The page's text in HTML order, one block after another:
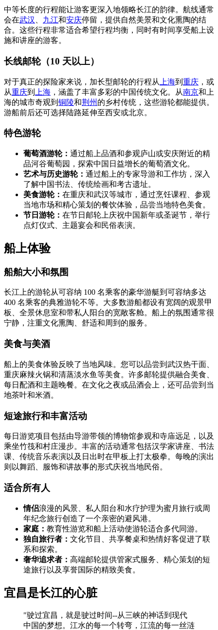
中等长度的行程能让游客更深入地领略长江的韵律。航线通常
会在武汉 九江和安庆停留，提供自然美景和文化熏陶的结
合。这些行程非常适合希望行程均衡，同时有时间享受船上设
施和讲座的游客。
长线邮轮（10 天以上）
对于真正的探险家来说，加长型邮轮的行程从 上海到 重庆 ，或
从重庆到 上海 ，涵盖了丰富多彩的中国传统文化。从南京和上
海的城市奇观到 铜陵和荆州 的乡村传统，这些游轮都能提供。
游船前后还可选择陆路延伸至西安或北京。
特色游轮
葡萄酒游轮： 通过船上品酒和参观庐山或安庆附近的精
品河谷葡萄园，探索中国日益增长的葡萄酒文化。
艺术与历史游轮： 通过船上的专家导游和工作坊，深入
了解中国书法、传统绘画和考古遗址。
美食游轮： 在重庆和武汉等城市，通过烹饪课程、参观
当地市场和精心策划的餐饮体验，品尝当地特色美食。
节日游轮： 在节日邮轮上庆祝中国新年或圣诞节，举行
点灯仪式、主题宴会和民俗表演。
船上体验
船舶大小和氛围
长江上的游轮从可容纳 100 名乘客的豪华游艇到可容纳多达
400 名乘客的典雅游轮不等。大多数游船都设有宽阔的观景甲
板、全景休息室和带私人阳台的宽敞客舱。船上的氛围通常很
宁静，注重文化熏陶、舒适和周到的服务。
美食与美酒
船上的美食体验反映了当地风味。您可以品尝到武汉热干面、
重庆麻辣火锅和清蒸淡水鱼等美食。许多邮轮提供融合美食、
每日配酒和主题晚餐。在文化之夜或品酒会上，还可品尝到当
地茶叶和米酒。
短途旅行和丰富活动
每日游览项目包括由导游带领的博物馆参观和寺庙远足，以及
乘坐竹筏和村庄漫步。丰富的活动通常包括汉学家讲座、书法
课、传统音乐表演以及日出时在甲板上打太极拳。每晚的演出
则以舞蹈、服饰和讲故事的形式庆祝当地民俗。
适合所有人
情侣浪漫的风景、私人阳台和水疗护理为蜜月旅行或周
年纪念旅行创造了一个亲密的避风港。
家庭： 教育性游览和船上活动使游轮适合多代同游。
独自旅行者： 文化节目、共享餐桌和热情好客促进了联
系和探索。
奢华追求者： 高端邮轮提供管家式服务、精心策划的短
途旅行以及享誉国际的精致美食。
宜昌是长江的心脏
"驶过宜昌，就是驶过时间--从三峡的神话到现代
中国的梦想。江水的每一个转弯，江流的每一丝涟